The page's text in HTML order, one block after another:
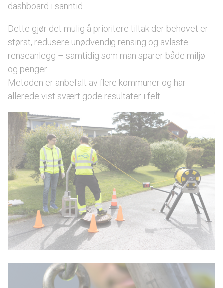
dashboard i sanntid.
Dette gjør det mulig å prioritere tiltak der behovet er
størst, redusere unødvendig rensing og avlaste
renseanlegg – samtidig som man sparer både miljø
og penger.
Metoden er anbefalt av flere kommuner og har
allerede vist svært gode resultater i felt.